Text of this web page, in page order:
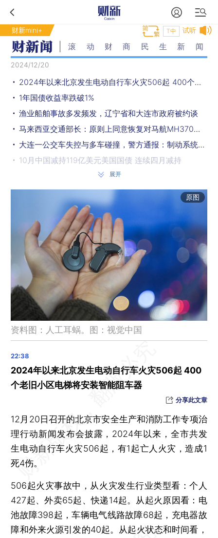
财新mini+ 试听
T中
滚动财商民生新闻
2024/12/20
2024年以来北京发生电动自行车火灾506起 400个老旧小区电梯将安装智能阻车器
1年国债收益率跌破1%
渔业船舶事故多发频发，辽宁省和大连市政府被约谈
马来西亚交通部长：原则上同意恢复对马航MH370航班的搜索
大连一公交车失控与多车碰撞，警方通报：制动系统失灵，4人轻微伤
10月中国减持119亿美元美国国债 连续四月减持
方案遭否决，特朗普遭遇“重大打击”
2024“年度字词”揭晓：智、新质生产力
全国电动自行车以旧换新数量突破100万辆
高票当选最受球迷欢迎单打球员，郑钦文连续三年获WTA年度奖项
第五批耗材集采开标，人工耳蜗单套平均价格将降至5万元左右
15岁学生坠楼身亡，四川西昌通报详情
2025年考研明后天举行 教育部等部门查处涉研考违法有害信息
第90位！国足创近十年最低年终排名
科学技术普及法修订草案将二审 拟将每年9月设为全国科普月
晨读荐闻（国内、国际、市场消息32条）
广汽发布长航程飞行汽车 计划引入社会资本共同研发
美国数据公司Databricks拟筹资100亿美元 投后估值620亿美元
展开
原图
资料图：人工耳蜗。图：视觉中国
2024年以来北京发生电动自行车火灾506起 400
个老旧小区电梯将安装智能阻车器
分享此文章
12月20日召开的北京市安全生产和消防工作专项治
理行动新闻发布会披露，2024年以来，全市共发
生电动自行车火灾506起，有1起亡人火灾，造成1
死4伤。
506起火灾事故中，从火灾发生行业类型看：个人
427起、外卖65起、快递14起。从起火原因看：电
池故障398起，车辆电气线路故障68起，充电器故
障和外来火源引发的40起。从起火状态和时间看，